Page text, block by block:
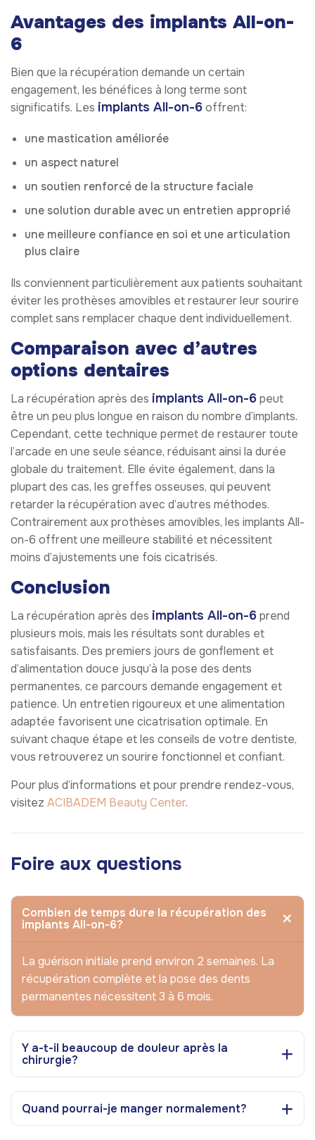
Avantages des implants All-on-
6
Bien que la récupération demande un certain
engagement, les bénéfices à long terme sont
significatifs. Les implants All-on-6offrent:
une mastication améliorée
un aspect naturel
un soutien renforcé de la structure faciale
une solution durable avec un entretien approprié
une meilleure confiance en soi et une articulation
plus claire
Ils conviennent particulièrement aux patients souhaitant
éviter les prothèses amovibles et restaurer leur sourire
complet sans remplacer chaque dent individuellement.
Comparaison avec d’autres
options dentaires
La récupération après des implants All-on-6peut
être un peu plus longue en raison du nombre d’implants.
Cependant, cette technique permet de restaurer toute
l’arcade en une seule séance, réduisant ainsi la durée
globale du traitement. Elle évite également, dans la
plupart des cas, les greffes osseuses, qui peuvent
retarder la récupération avec d’autres méthodes.
Contrairement aux prothèses amovibles, les implants All-
on-6 offrent une meilleure stabilité et nécessitent
moins d’ajustements une fois cicatrisés.
Conclusion
La récupération après des implants All-on-6prend
plusieurs mois, mais les résultats sont durables et
satisfaisants. Des premiers jours de gonflement et
d’alimentation douce jusqu’à la pose des dents
permanentes, ce parcours demande engagement et
patience. Un entretien rigoureux et une alimentation
adaptée favorisent une cicatrisation optimale. En
suivant chaque étape et les conseils de votre dentiste,
vous retrouverez un sourire fonctionnel et confiant.
Pour plus d’informations et pour prendre rendez-vous,
visitez ACIBADEM Beauty Center.
Foire aux questions
Combien de temps dure la récupération des
implants All-on-6?
La guérison initiale prend environ 2 semaines. La
récupération complète et la pose des dents
permanentes nécessitent 3 à 6 mois.
Y a-t-il beaucoup de douleur après la
chirurgie?
Quand pourrai-je manger normalement?